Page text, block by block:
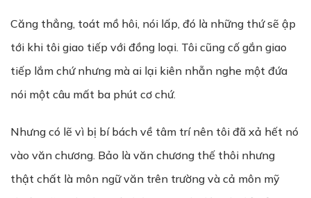
Căng thẳng, toát mồ hôi, nói lấp, đó là những thứ sẽ ập
tới khi tôi giao tiếp với đồng loại. Tôi cũng cố gắn giao
tiếp lắm chứ nhưng mà ai lại kiên nhẫn nghe một đứa
nói một câu mất ba phút cơ chứ.
Nhưng có lẽ vì bị bí bách về tâm trí nên tôi đã xả hết nó
vào văn chương. Bảo là văn chương thế thôi nhưng
thật chất là môn ngữ văn trên trường và cả môn mỹ